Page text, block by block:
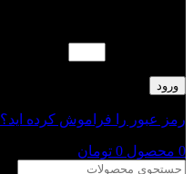
ورود
رمز عبور را فراموش کرده اید؟
0 محصول 0 تومان